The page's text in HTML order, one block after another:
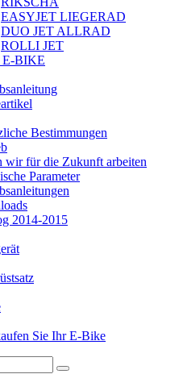
EASYJET LIEGERAD
DUO JET ALLRAD
ROLLI JET
BIKE
Bestimmungen
wir für die Zukunft arbeiten
Parameter
2014-2015
Sie Ihr E-Bike